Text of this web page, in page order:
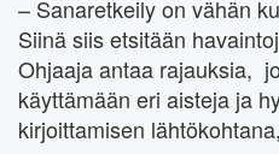
– Sanaretkeily on vähän
Siinä siis etsitään
Ohjaaja antaa rajauksia,
käyttämään eri aisteja ja
kirjoittamisen